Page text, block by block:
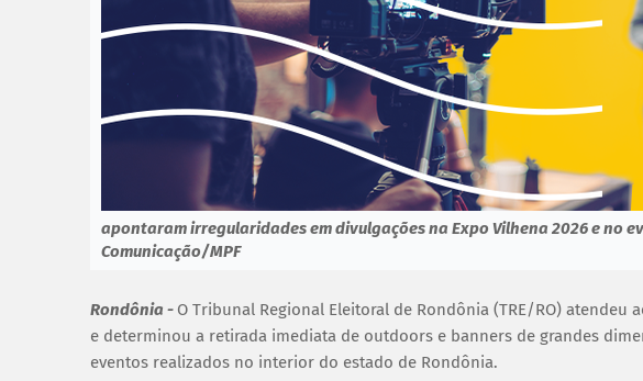
apontaram irregularidades em divulgações na Expo Vilhena 2026 e no
Comunicação/MPF
Rondônia - O Tribunal Regional Eleitoral de Rondônia (TRE/RO)
e determinou a retirada imediata de outdoors e banners de grandes
eventos realizados no interior do estado de Rondônia.